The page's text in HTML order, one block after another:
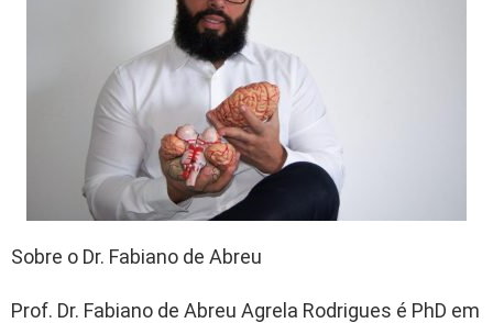
Sobre o Dr. Fabiano de Abreu
Prof. Dr. Fabiano de Abreu Agrela Rodrigues é PhD em